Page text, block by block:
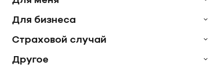
Для бизнеса
Страховой случай
Другое